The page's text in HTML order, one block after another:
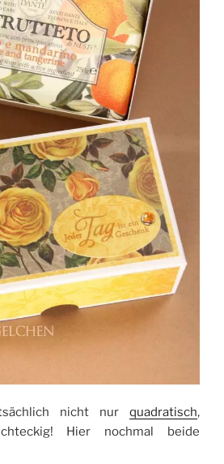
nicht nur quadratisch,
Hier nochmal beide